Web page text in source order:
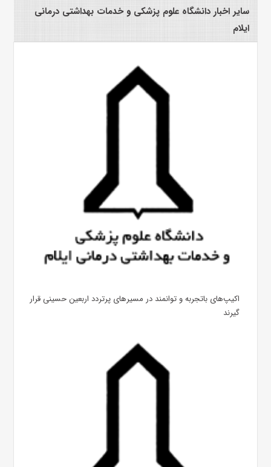
سایر اخبار دانشگاه علوم پزشکی و خدمات بهداشتی درمانی
ایلام
اکیپ‌های باتجربه و توانمند در مسیرهای پرتردد اربعین حسینی قرار
گیرند